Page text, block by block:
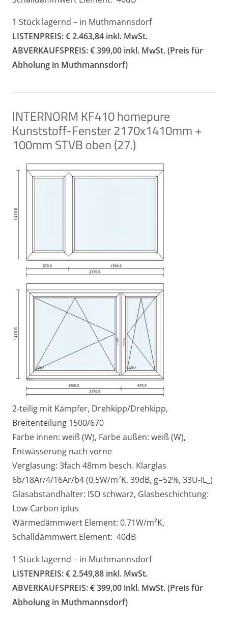
1 Stück lagernd – in Muthmannsdorf
LISTENPREIS: € 2.463,84 inkl. MwSt.
ABVERKAUFSPREIS: € 399,00 inkl. MwSt. (Preis für
Abholung in Muthmannsdorf)
INTERNORM KF410 homepure
Kunststoff-Fenster 2170x1410mm +
100mm STVB oben (27.)
2-teilig mit Kämpfer, Drehkipp/Drehkipp,
Breitenteilung 1500/670
Farbe innen: weiß (W), Farbe außen: weiß (W),
Entwässerung nach vorne
Verglasung: 3fach 48mm besch. Klarglas
6b/18Ar/4/16Ar/b4 (0,5W/m²K, 39dB, g=52%, 33U-IL_)
Glasabstandhalter: ISO schwarz, Glasbeschichtung:
Low-Carbon iplus
Wärmedämmwert Element: 0.71W/m²K,
Schalldämmwert Element: 40dB
1 Stück lagernd – in Muthmannsdorf
LISTENPREIS: € 2.549,88 inkl. MwSt.
ABVERKAUFSPREIS: € 399,00 inkl. MwSt. (Preis für
Abholung in Muthmannsdorf)